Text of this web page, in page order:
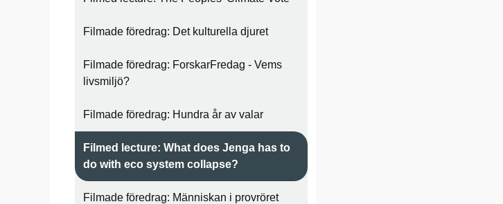
Filmade föredrag: Det kulturella djuret
Filmade föredrag: ForskarFredag - Vems
livsmiljö?
Filmade föredrag: Hundra år av valar
Filmed lecture: What does Jenga has to
do with eco system collapse?
Filmade föredrag: Människan i provröret